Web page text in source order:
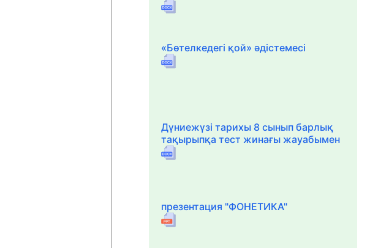
«Бөтелкедегі қой» әдістемесі
Дүниежүзі тарихы 8 сынып барлық
тақырыпқа тест жинағы жауабымен
презентация "ФОНЕТИКА"